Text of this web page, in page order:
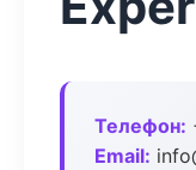
Телефон:
Email: